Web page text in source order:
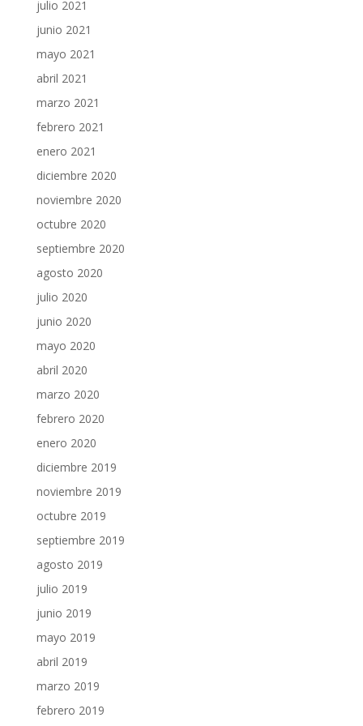
julio 2021
junio 2021
mayo 2021
abril 2021
marzo 2021
febrero 2021
enero 2021
diciembre 2020
noviembre 2020
octubre 2020
septiembre 2020
agosto 2020
julio 2020
junio 2020
mayo 2020
abril 2020
marzo 2020
febrero 2020
enero 2020
diciembre 2019
noviembre 2019
octubre 2019
septiembre 2019
agosto 2019
julio 2019
junio 2019
mayo 2019
abril 2019
marzo 2019
febrero 2019